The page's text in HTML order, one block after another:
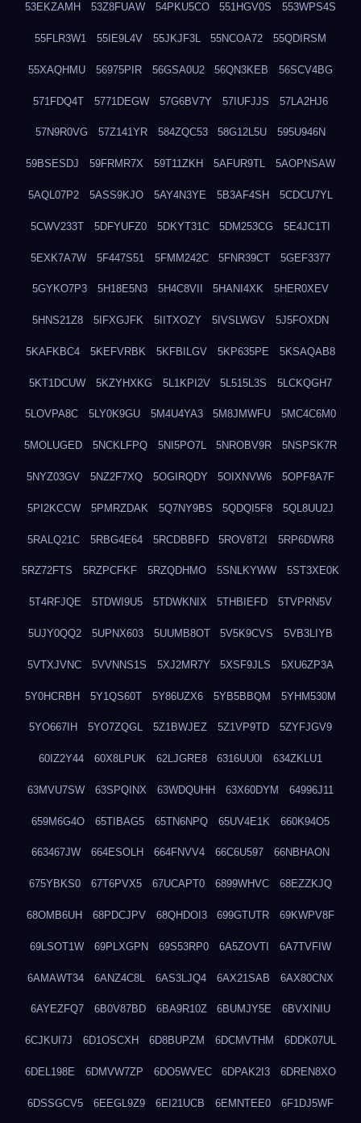
53EKZAMH 53Z8FUAW 54PKU5CO 551HGV0S 553WPS4S
55FLR3W1 55IE9L4V 55JKJF3L 55NCOA72 55QDIRSM
55XAQHMU 56975PIR 56GSA0U2 56QN3KEB 56SCV4BG
571FDQ4T 5771DEGW 57G6BV7Y 57IUFJJS 57LA2HJ6
57N9R0VG 57Z141YR 584ZQC53 58G12L5U 595U946N
59BSESDJ 59FRMR7X 59T11ZKH 5AFUR9TL 5AOPNSAW
5AQL07P2 5ASS9KJO 5AY4N3YE 5B3AF4SH 5CDCU7YL
5CWV233T 5DFYUFZ0 5DKYT31C 5DM253CG 5E4JC1TI
5EXK7A7W 5F447S51 5FMM242C 5FNR39CT 5GEF3377
5GYKO7P3 5H18E5N3 5H4C8VII 5HANI4XK 5HER0XEV
5HNS21Z8 5IFXGJFK 5IITXOZY 5IVSLWGV 5J5FOXDN
5KAFKBC4 5KEFVRBK 5KFBILGV 5KP635PE 5KSAQAB8
5KT1DCUW 5KZYHXKG 5L1KPI2V 5L515L3S 5LCKQGH7
5LOVPA8C 5LY0K9GU 5M4U4YA3 5M8JMWFU 5MC4C6M0
5MOLUGED 5NCKLFPQ 5NI5PO7L 5NROBV9R 5NSPSK7R
5NYZ03GV 5NZ2F7XQ 5OGIRQDY 5OIXNVW6 5OPF8A7F
5PI2KCCW 5PMRZDAK 5Q7NY9BS 5QDQI5F8 5QL8UU2J
5RALQ21C 5RBG4E64 5RCDBBFD 5ROV8T2I 5RP6DWR8
5RZ72FTS 5RZPCFKF 5RZQDHMO 5SNLKYWW 5ST3XE0K
5T4RFJQE 5TDWI9U5 5TDWKNIX 5THBIEFD 5TVPRN5V
5UJY0QQ2 5UPNX603 5UUMB8OT 5V5K9CVS 5VB3LIYB
5VTXJVNC 5VVNNS1S 5XJ2MR7Y 5XSF9JLS 5XU6ZP3A
5Y0HCRBH 5Y1QS60T 5Y86UZX6 5YB5BBQM 5YHM530M
5YO667IH 5YO7ZQGL 5Z1BWJEZ 5Z1VP9TD 5ZYFJGV9
60IZ2Y44 60X8LPUK 62LJGRE8 6316UU0I 634ZKLU1
63MVU7SW 63SPQINX 63WDQUHH 63X60DYM 64996J11
659M6G4O 65TIBAG5 65TN6NPQ 65UV4E1K 660K94O5
663467JW 664ESOLH 664FNVV4 66C6U597 66NBHAON
675YBKS0 67T6PVX5 67UCAPT0 6899WHVC 68EZZKJQ
68OMB6UH 68PDCJPV 68QHDOI3 699GTUTR 69KWPV8F
69LSOT1W 69PLXGPN 69S53RP0 6A5ZOVTI 6A7TVFIW
6AMAWT34 6ANZ4C8L 6AS3LJQ4 6AX21SAB 6AX80CNX
6AYEZFQ7 6B0V87BD 6BA9R10Z 6BUMJY5E 6BVXINIU
6CJKUI7J 6D1OSCXH 6D8BUPZM 6DCMVTHM 6DDK07UL
6DEL198E 6DMVW7ZP 6DO5WVEC 6DPAK2I3 6DREN8XO
6DSSGCV5 6EEGL9Z9 6EI21UCB 6EMNTEE0 6F1DJ5WF